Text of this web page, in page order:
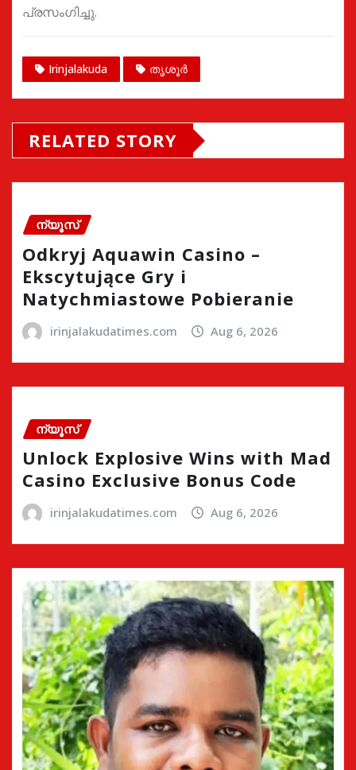
പ്രസംഗിച്ചു.
Irinjalakuda തൃശൂർ
RELATED STORY
ന്യൂസ്
Odkryj Aquawin Casino –
Ekscytujące Gry i
Natychmiastowe Pobieranie
irinjalakudatimes.com Aug 6, 2026
ന്യൂസ്
Unlock Explosive Wins with Mad
Casino Exclusive Bonus Code
irinjalakudatimes.com Aug 6, 2026